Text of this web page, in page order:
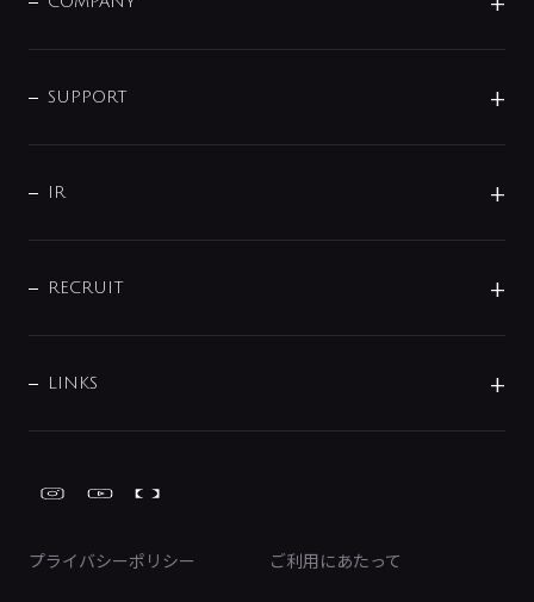
プライバシーポリシー ご利用にあたって
分岐
配管システム
バス・空調周辺用品
トイレ周辺用品
じぶんシャワーが見つかる
企業理念
会社概要
事業所案内
SUPPORT
よくあるご質問
データダウンロード
みらいエコ住宅2026事業
IR
IRニュース
IRライブラリ
RECRUIT
募集要項
LINKS